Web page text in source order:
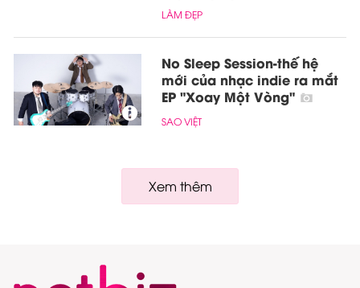
LÀM ĐẸP
No Sleep Session-thế hệ
mới của nhạc indie ra mắt
EP "Xoay Một Vòng"
SAO VIỆT
Xem thêm